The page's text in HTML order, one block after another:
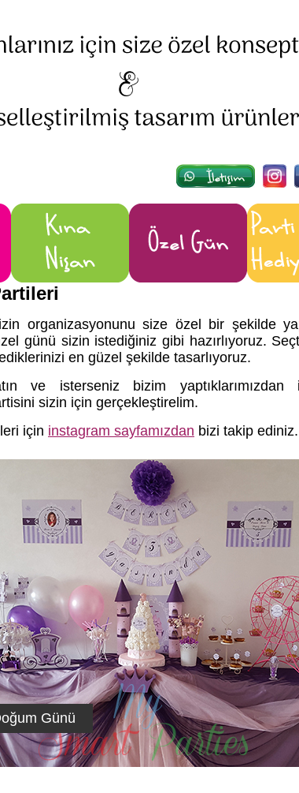
organizasyonunu size özel bir şekilde
günü sizin istediğiniz gibi hazırlıyoruz.
en güzel şekilde tasarlıyoruz.
ve isterseniz bizim
sizin için gerçekleştirelim.
için instagram sayfamızdan bizi takip ediniz.
Günü